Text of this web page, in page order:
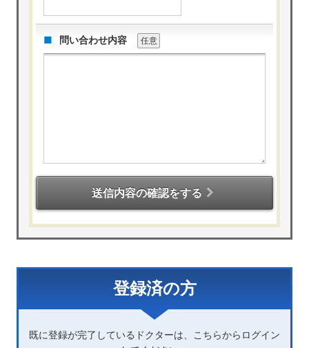
問い合わせ内容 任意
送信内容の確認をする
登録済の方
既に登録が完了しているドクターは、こちらからログイン